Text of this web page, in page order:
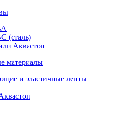
(сталь)
Аквастоп
материалы
и эластичные ленты